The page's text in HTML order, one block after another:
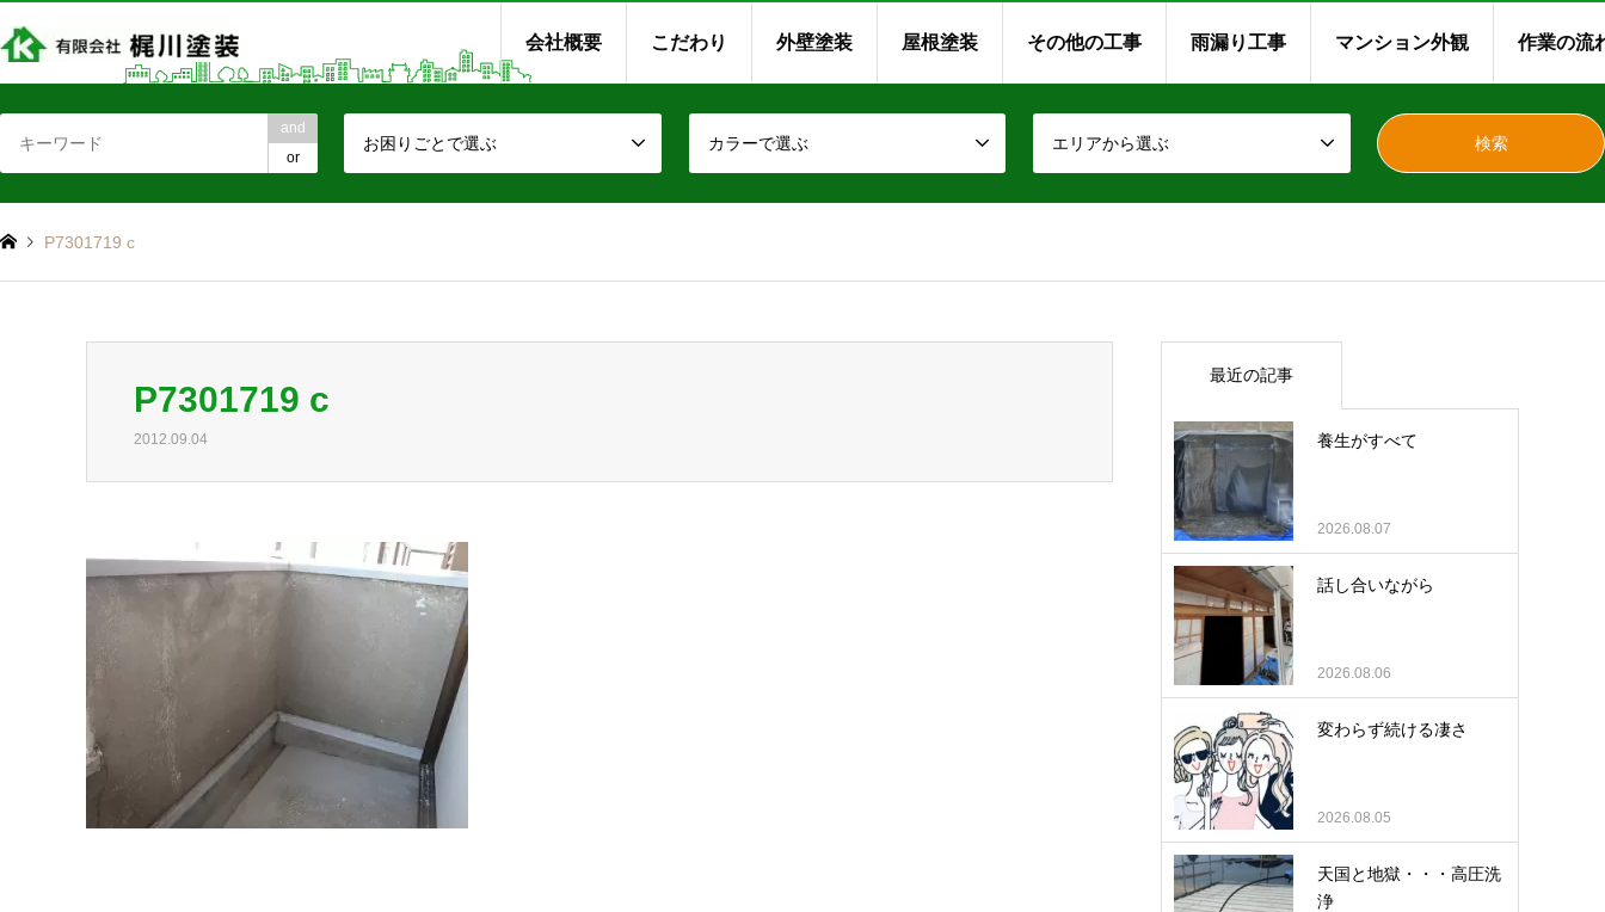
会社概要 こだわり 外壁塗装 屋根塗装 その他の工事 雨漏り工事 マンション外観 作業の流
and
or
お困りごとで選ぶ カラーで選ぶ エリアから選ぶ
P7301719 c
P7301719 c
2012.09.04
最近の記事
養生がすべて
2026.08.07
話し合いながら
2026.08.06
変わらず続ける凄さ
2026.08.05
天国と地獄・・・高圧洗
浄